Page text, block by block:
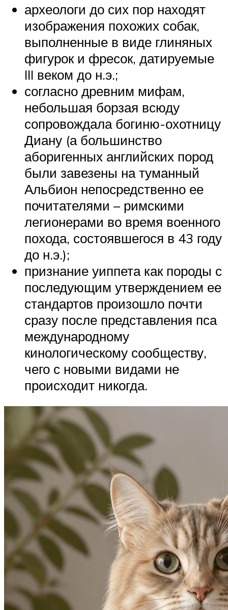
археологи до сих пор находят
изображения похожих собак,
выполненные в виде глиняных
фигурок и фресок, датируемые
III веком до н.э.;
согласно древним мифам,
небольшая борзая всюду
сопровождала богиню-охотницу
Диану (а большинство
аборигенных английских пород
были завезены на туманный
Альбион непосредственно ее
почитателями – римскими
легионерами во время военного
похода, состоявшегося в 43 году
до н.э.);
признание уиппета как породы с
последующим утверждением ее
стандартов произошло почти
сразу после представления пса
международному
кинологическому сообществу,
чего с новыми видами не
происходит никогда.